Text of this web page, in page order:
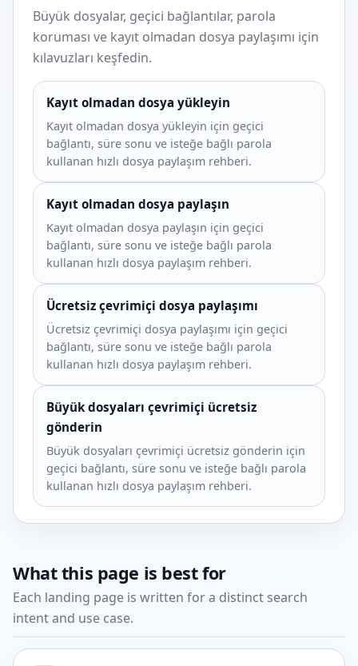
Büyük dosyalar, geçici bağlantılar, parola
koruması ve kayıt olmadan dosya paylaşımı için
kılavuzları keşfedin.
Kayıt olmadan dosya yükleyin
Kayıt olmadan dosya yükleyin için geçici
bağlantı, süre sonu ve isteğe bağlı parola
kullanan hızlı dosya paylaşım rehberi.
Kayıt olmadan dosya paylaşın
Kayıt olmadan dosya paylaşın için geçici
bağlantı, süre sonu ve isteğe bağlı parola
kullanan hızlı dosya paylaşım rehberi.
Ücretsiz çevrimiçi dosya paylaşımı
Ücretsiz çevrimiçi dosya paylaşımı için geçici
bağlantı, süre sonu ve isteğe bağlı parola
kullanan hızlı dosya paylaşım rehberi.
Büyük dosyaları çevrimiçi ücretsiz
gönderin
Büyük dosyaları çevrimiçi ücretsiz gönderin için
geçici bağlantı, süre sonu ve isteğe bağlı parola
kullanan hızlı dosya paylaşım rehberi.
What this page is best for
Each landing page is written for a distinct search
intent and use case.